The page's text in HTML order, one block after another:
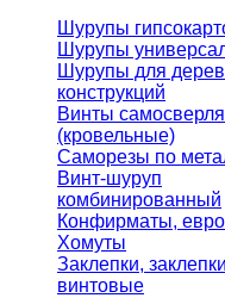
Шурупы
Шурупы
Шурупы для
конструкций
Винты
(кровельные)
Саморезы по
Винт-шуруп
комбинированный
Конфирматы,
Хомуты
Заклепки, заклепки
винтовые